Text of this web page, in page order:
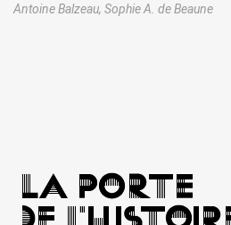
Antoine Balzeau, Sophie A. de Beaune